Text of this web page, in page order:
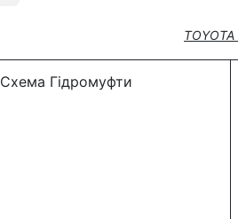
TOYOTA
Схема Гідромуфти